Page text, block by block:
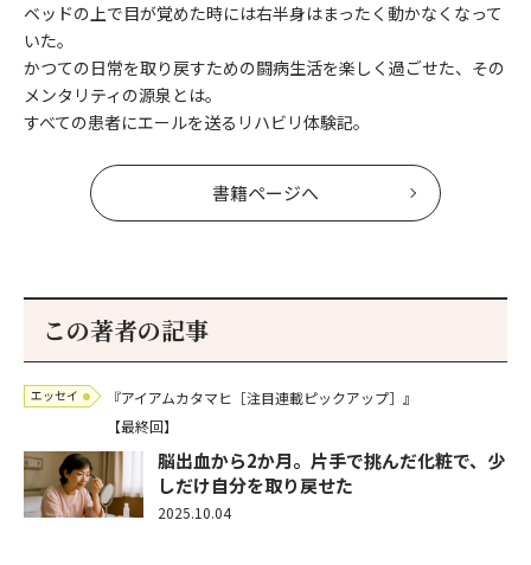
ベッドの上で目が覚めた時には右半身はまったく動かなくなって
いた。
かつての日常を取り戻すための闘病生活を楽しく過ごせた、その
メンタリティの源泉とは。
すべての患者にエールを送るリハビリ体験記。
書籍ページへ
この著者の記事
エッセイ
『アイアムカタマヒ［注目連載ピックアップ］』
【最終回】
脳出血から2か月。片手で挑んだ化粧で、少
しだけ自分を取り戻せた
2025.10.04